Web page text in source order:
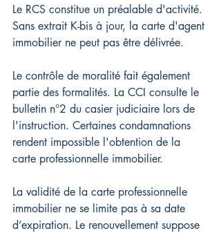
Le RCS constitue un préalable d'activité.
Sans extrait K-bis à jour, la carte d'agent
immobilier ne peut pas être délivrée.
Le contrôle de moralité fait également
partie des formalités. La CCI consulte le
bulletin n°2 du casier judiciaire lors de
l'instruction. Certaines condamnations
rendent impossible l'obtention de la
carte professionnelle immobilier.
La validité de la carte professionnelle
immobilier ne se limite pas à sa date
d’expiration. Le renouvellement suppose